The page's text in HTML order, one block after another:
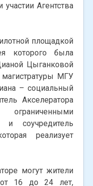
участии Агентства
площадкой
которого была
Цыганковой
магистратуры МГУ
– социальный
Акселератора
и соучредитель
реализует
могут жители
от 16 до 24 лет,